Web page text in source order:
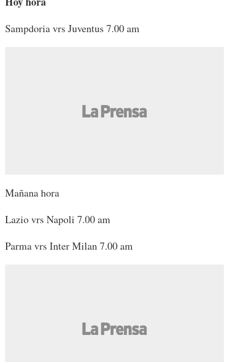
Sampdoria vrs Juventus 7.00 am
Mañana hora
Lazio vrs Napoli 7.00 am
Parma vrs Inter Milan 7.00 am